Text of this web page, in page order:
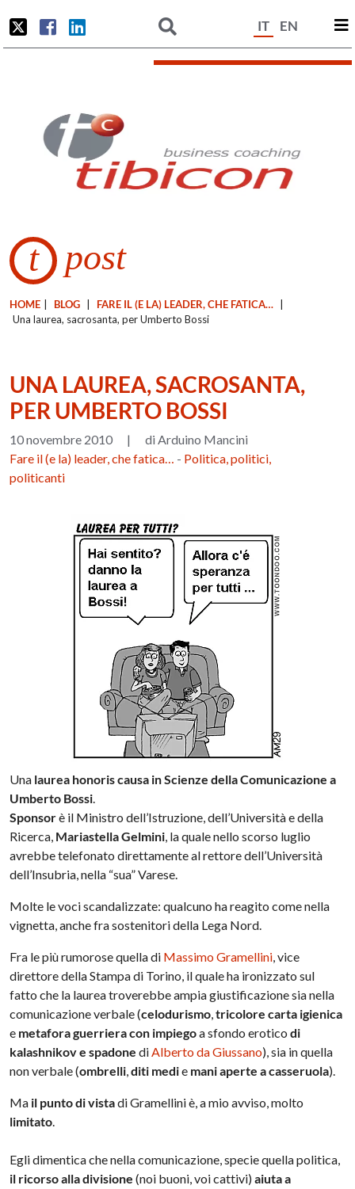
IT EN
t post
HOME BLOG FARE IL (E LA) LEADER, CHE FATICA…
Una laurea, sacrosanta, per Umberto Bossi
UNA LAUREA, SACROSANTA,
PER UMBERTO BOSSI
10 novembre 2010 |
di Arduino Mancini
Fare il (e la) leader, che fatica… - Politica, politici,
politicanti
Una laurea honoris causa in Scienze della Comunicazione a
Umberto Bossi.
Sponsorè il Ministro dell’Istruzione, dell’Università e della
Ricerca, Mariastella Gelmini, la quale nello scorso luglio
avrebbe telefonato direttamente al rettore dell’Università
dell’Insubria, nella “sua” Varese.
Molte le voci scandalizzate: qualcuno ha reagito come nella
vignetta, anche fra sostenitori della Lega Nord.
Fra le più rumorose quella di Massimo Gramellini, vice
direttore della Stampa di Torino, il quale ha ironizzato sul
fatto che la laurea troverebbe ampia giustificazione sia nella
comunicazione verbale (celodurismo,tricolore carta igienica
e metafora guerriera con impiegoa sfondo eroticodi
kalashnikov e spadone diAlberto da Giussano), sia in quella
non verbale (ombrelli,diti medie mani aperte a casseruola).
Ma il punto di vistadi Gramellini è, a mio avviso, molto
limitato.
Egli dimentica che nella comunicazione, specie quella politica,
il ricorso alla divisione (noi buoni, voi cattivi)aiuta a